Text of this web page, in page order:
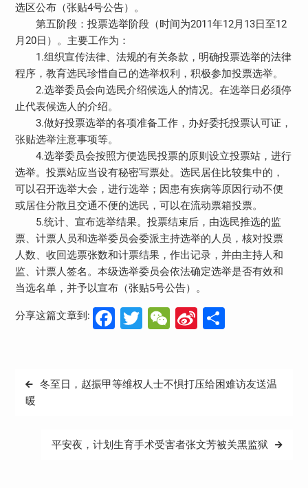
选区公布（张贴4号公告）。
第五阶段：投票选举阶段（时间为2011年12月13日至12
月20日）。主要工作为：
1.组织宣传法律、法规的有关条款，明确投票选举的法律
程序，教育选民珍惜自己的选举权利，积极参加投票选举。
2.选举委员会向选民介绍候选人的情况。在选举日必须停
止代表候选人的介绍。
3.做好投票选举的各项准备工作，办好委托投票认可证，
张贴选举注意事项等。
4.选举委员会按照方便选民投票的原则设立投票站，进行
选举。投票站应当设有秘密写票处。选民居住比较集中的，
可以召开选举大会，进行选举；因患有疾病等原因行动不便
或居住分散且交通不便的选民，可以在流动票箱投票。
5.统计、宣布选举结果。投票结束后，由选民推选的监
票、计票人员和选举委员会委派主持选举的人员，核对投票
人数、收回选票张数和计票结果，作出记录，并由主持人和
监、计票人签名。本级选举委员会依法确定选举是否有效和
当选名单，并予以宣布（张贴5号公告）。
分享这篇文章到: Facebook
Twitter
WeChat
Sina分
文
章
冬至日，赵振甲等维权人士不惧打压给困难访友送温
暖
平安夜，计划生育手术受害者张文芳被关黑监狱